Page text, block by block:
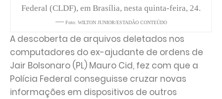
Federal (CLDF), em Brasília, nesta quinta-feira, 24.
—Foto: WILTON JUNIOR/ESTADÃO CONTEÚDO
A descoberta de arquivos deletados nos
computadores do ex-ajudante de ordens de
Jair Bolsonaro (PL) Mauro Cid, fez com que a
Polícia Federal conseguisse cruzar novas
informações em dispositivos de outros